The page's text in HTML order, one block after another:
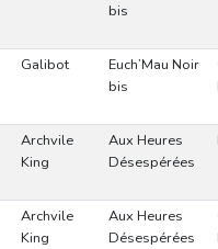
bis
Galibot
Euch’Mau Noir
bis
Archvile
King
Aux Heures
Désespérées
Archvile
King
Aux Heures
Désespérées